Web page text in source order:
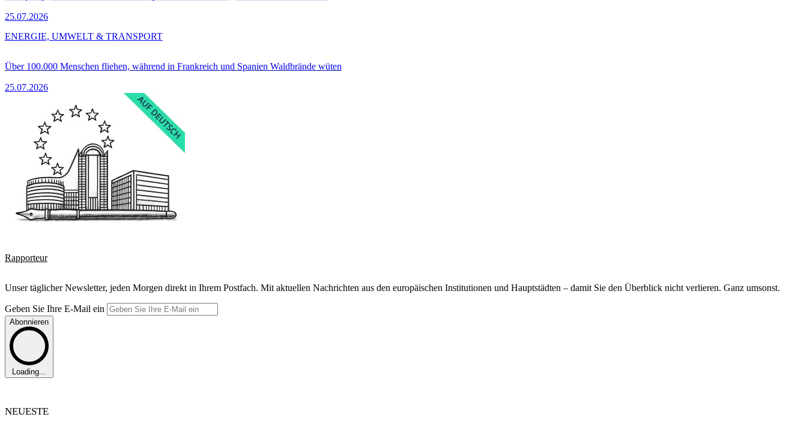
25.07.2026
Über 100.000 Menschen fliehen, während in Frankreich und Spanien Waldbrände wüten
25.07.2026
ENERGIE, UMWELT & TRANSPORT
Rapporteur
Unser täglicher Newsletter, jeden Morgen direkt in Ihrem Postfach. Mit aktuellen Nachrichten aus den europäischen Institutionen und Hauptstädten – damit Sie den Überblick nicht verlieren. Ganz umsonst.
Geben Sie Ihre E-Mail ein
Abonnieren
Loading...
NEUESTE